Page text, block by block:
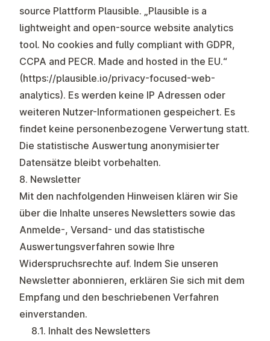
source Plattform Plausible. „Plausible is a
lightweight and open-source website analytics
tool. No cookies and fully compliant with GDPR,
CCPA and PECR. Made and hosted in the EU.“
(https://plausible.io/privacy-focused-web-
analytics). Es werden keine IP Adressen oder
weiteren Nutzer-Informationen gespeichert. Es
findet keine personenbezogene Verwertung statt.
Die statistische Auswertung anonymisierter
Datensätze bleibt vorbehalten.
8. Newsletter
Mit den nachfolgenden Hinweisen klären wir Sie
über die Inhalte unseres Newsletters sowie das
Anmelde-, Versand- und das statistische
Auswertungsverfahren sowie Ihre
Widerspruchsrechte auf. Indem Sie unseren
Newsletter abonnieren, erklären Sie sich mit dem
Empfang und den beschriebenen Verfahren
einverstanden.
8.1. Inhalt des Newsletters